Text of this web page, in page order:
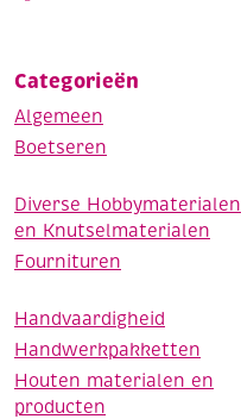
Categorieën
Algemeen
Boetseren
Diverse Hobbymaterialen
en Knutselmaterialen
Fournituren
Handvaardigheid
Handwerkpakketten
Houten materialen en
producten